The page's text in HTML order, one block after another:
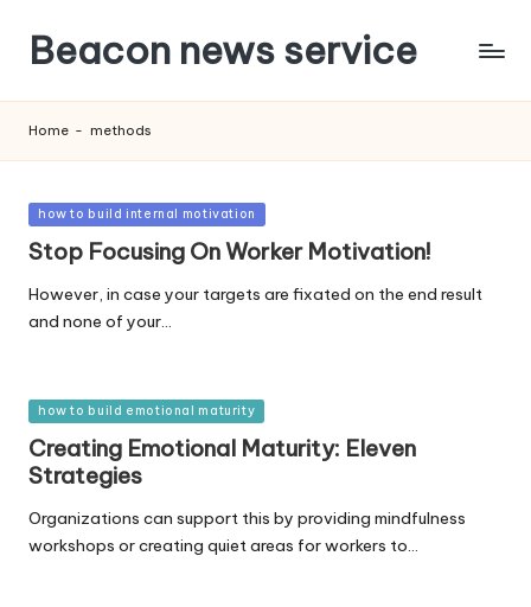
Beacon news service
Home - methods
Posted
in
how to build internal motivation
Stop Focusing On Worker Motivation!
However, in case your targets are fixated on the end result
and none of your…
Posted
in
how to build emotional maturity
Creating Emotional Maturity: Eleven
Strategies
Organizations can support this by providing mindfulness
workshops or creating quiet areas for workers to…